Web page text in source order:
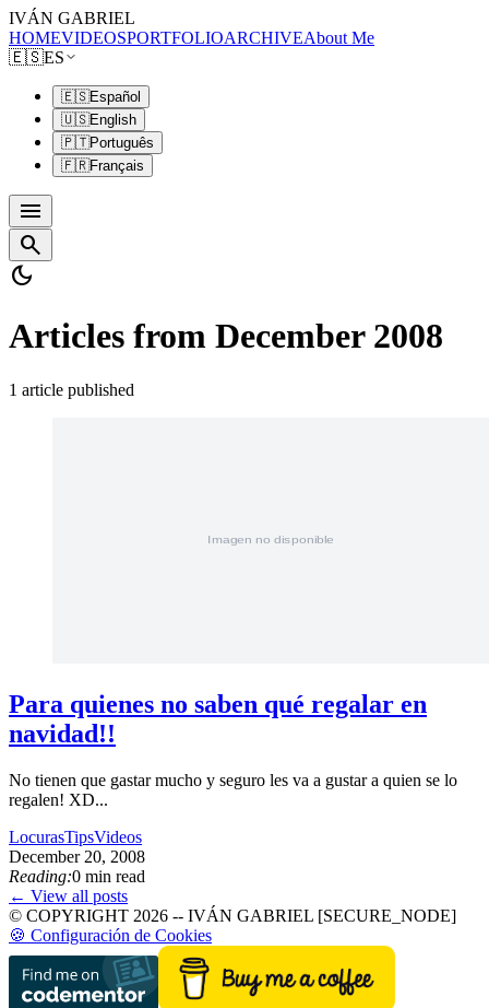
IVÁN GABRIEL
HOMEVIDEOSPORTFOLIOARCHIVEAbout Me
🇪🇸ES
🇪🇸Español
🇺🇸English
🇵🇹Português
🇫🇷Français
menu
search
dark_mode
Articles from December 2008
1 article published
Para quienes no saben qué regalar en
navidad!!
No tienen que gastar mucho y seguro les va a gustar a quien se lo
regalen! XD...
LocurasTipsVideos
December 20, 2008
Reading:0 min read
← View all posts
© COPYRIGHT 2026 -- IVÁN GABRIEL [SECURE_NODE]
🍪 Configuración de Cookies